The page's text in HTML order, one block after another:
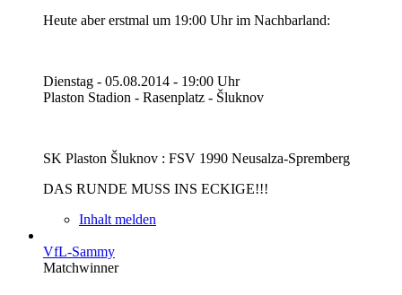
Heute aber erstmal um 19:00 Uhr im Nachbarland:
Dienstag - 05.08.2014 - 19:00 Uhr
Plaston Stadion - Rasenplatz - Šluknov
SK Plaston Šluknov : FSV 1990 Neusalza-Spremberg
DAS RUNDE MUSS INS ECKIGE!!!
Inhalt melden
VfL-Sammy
Matchwinner